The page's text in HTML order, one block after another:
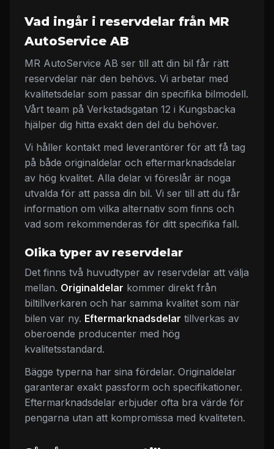
Vad ingår i reservdelar från MR
AutoService AB
MR AutoService AB ser till att din bil får rätt
reservdelar när den behövs. Vi arbetar med
kvalitetsdelar som passar din specifika bilmodell.
Vårt team på Verkstadsgatan 12 i Kungsbacka
hjälper dig hitta exakt den del du behöver.
Vi håller kontakt med leverantörer för att få tag
på både originaldelar och eftermarknadsdelar
av hög kvalitet. Alla delar vi föreslår är noga
utvalda för att passa din bil. Vi ser till att du får
information om vilka alternativ som finns och
vad som rekommenderas för ditt specifika fall.
Olika typer av reservdelar
Det finns två huvudtyper av reservdelar att välja
mellan. Originaldelar kommer direkt från
biltillverkaren och har samma kvalitet som när
bilen var ny. Eftermarknadsdelar tillverkas av
oberoende producenter med hög
kvalitetsstandard.
Bägge typerna har sina fördelar. Originaldelar
garanterar exakt passform och specifikationer.
Eftermarknadsdelar erbjuder ofta bra värde för
pengarna utan att kompromissa med kvaliteten.